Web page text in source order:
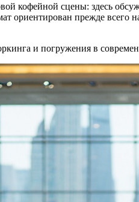
кофейной сцены: здесь
ориентирован прежде
и погружения в